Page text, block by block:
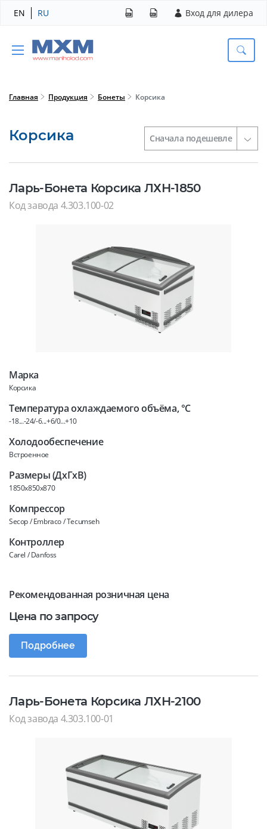
EN RU Вход для дилера
Главная Продукция Бонеты Корсика
Корсика
Ларь-Бонета Корсика ЛХН-1850
Код завода 4.303.100-02
Марка
Корсика
Температура охлаждаемого объёма, °C
-18...-24/-6...+6/0...+10
Холодообеспечение
Встроенное
Размеры (ДхГхВ)
1850x850x870
Компрессор
Secop / Embraco / Tecumseh
Контроллер
Carel / Danfoss
Рекомендованная розничная цена
Цена по запросу
Подробнее
Ларь-Бонета Корсика ЛХН-2100
Код завода 4.303.100-01